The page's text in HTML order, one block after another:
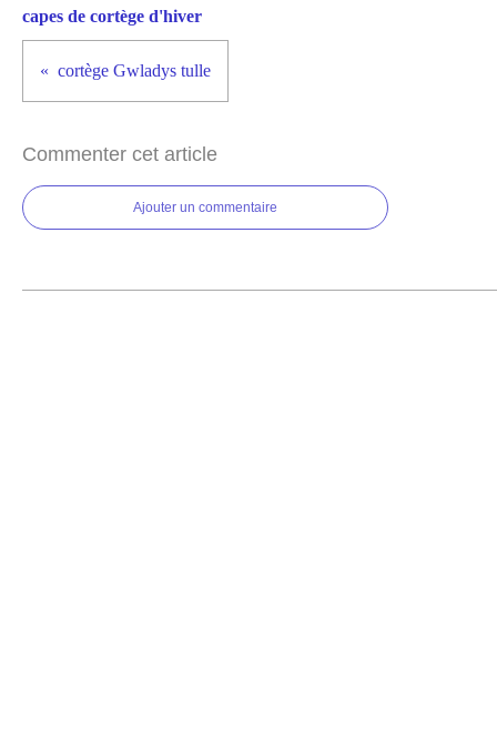
capes de cortège d'hiver
cortège Gwladys tulle
Commenter cet article
Ajouter un commentaire